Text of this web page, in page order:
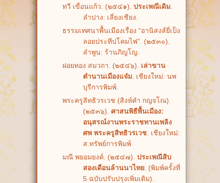
ทวี เขื่อนแก้ว. (๒๕๔๑). ประเพณีเดิม
ลำปาง: เลี่ยงเชียง.
ธรรมเทศนาพื้นเมืองเรื่อง “อานิสงส์ยี่เป็ง
ลอยประทีปโคมไฟ”. (๒๕๓๐).
ลำพูน: ร้านภิญโญ.
ฝอยทอง สมวถา. (๒๕๔๖). เล่าขาน
ตำนานเมืองแจ๋ม . เชียงใหม่: นพ
บุรีการพิมพ์.
พระครูสิทธิวรเวช (สิงห์คำ กญจโณ).
(๒๕๓๖). ศาสนพิธีพื้นเมือง:
อนุสรณ์งานพระราชทานเพลิง
ศพ พระครูสิทธิวรเวช . เชียงใหม่:
ส.ทรัพย์การพิมพ์
มณี พยอมยงค์. (๒๕๔๗). ประเพณีสิบ
สองเดือนล้านนาไทย . (พิมพ์ครั้งที่
5 ฉบับปรับปรุงเพิ่มเติม).